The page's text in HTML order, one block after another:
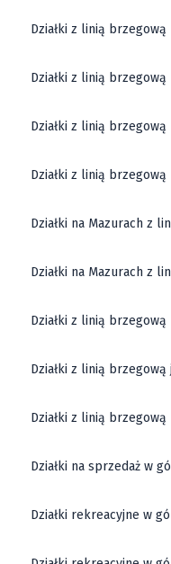
Działki z linią
Działki z linią brzegową
Działki z linią
Działki z linią
Działki na Mazurach z
Działki na Mazurach z
Działki z linią brzegową
Działki z linią
Działki z linią
Działki na sprzedaż w
Działki rekreacyjne w